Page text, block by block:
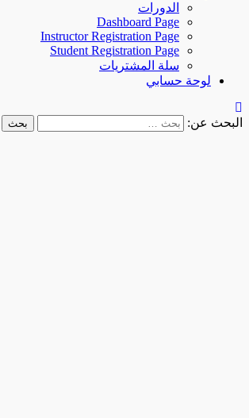
الدورات
Dashboard Page
Instructor Registration Page
Student Registration Page
سلة المشتريات
لوحة حسابي
البحث عن: